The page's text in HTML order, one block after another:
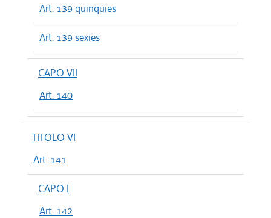
Art. 139 quinquies
Art. 139 sexies
CAPO VII
Art. 140
TITOLO VI
Art. 141
CAPO I
Art. 142